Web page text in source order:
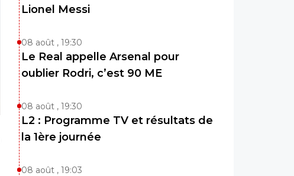
Lionel Messi
08 août , 19:30
Le Real appelle Arsenal pour
oublier Rodri, c’est 90 ME
08 août , 19:30
L2 : Programme TV et résultats de
la 1ère journée
08 août , 19:03